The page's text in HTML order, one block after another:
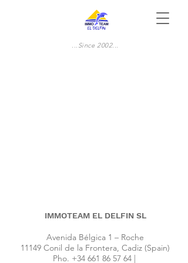
...Since 2002...
IMMOTEAM EL DELFIN SL
Avenida Bélgica 1 – Roche
11149 Conil de la Frontera, Cadiz (Spain)
Pho. +34 661 86 57 64|